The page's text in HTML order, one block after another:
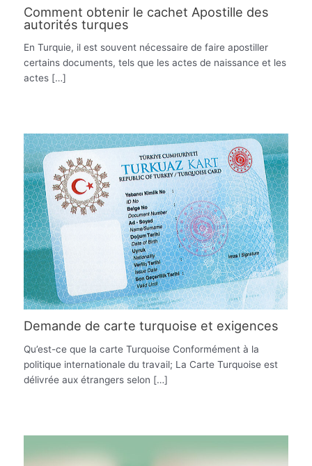
Comment obtenir le cachet Apostille des
autorités turques
En Turquie, il est souvent nécessaire de faire apostiller
certains documents, tels que les actes de naissance et les
actes […]
Demande de carte turquoise et exigences
Qu’est-ce que la carte Turquoise Conformément à la
politique internationale du travail; La Carte Turquoise est
délivrée aux étrangers selon […]